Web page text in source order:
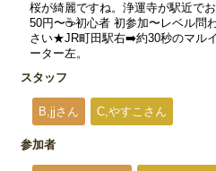
桜が綺麗ですね。浄運寺が駅近で
50円〜☕️初心者 初参加〜レベル問
さい★JR町田駅右➡️約30秒のマル
ーター左。
スタッフ
B,jjさん C,やすこさん
参加者